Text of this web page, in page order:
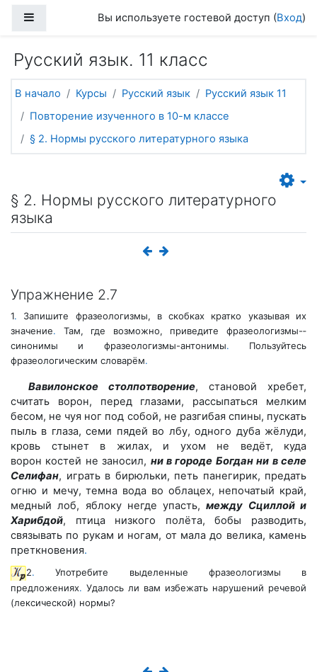
Боковая панельВы используете гостевой доступ (Вход)
Русский язык. 11 класс
В начало Курсы Русский язык
Русский язык 11
Повторение изученного в 10-м классе
§ 2. Нормы русского литературного языка
§ 2. Нормы русского литературного
языка
Упражнение 2.7
1. Запишите фразеологизмы, в скобках кратко указывая их
значение. Там, где возможно, приведите фразеологизмы-­
синонимы и фразеологизмы­-антонимы. Пользуйтесь
фразеологическим словарём.
Вавилонское столпотворение, становой хребет,
считать ворон, перед глазами, рассыпаться мелким
бесом, не чуя ног под собой, не разгибая спины, пускать
пыль в глаза, семи пядей во лбу, одного дуба жёлуди,
кровь стынет в жилах, и ухом не ведёт, куда
ворон костей не заносил, ни в городе Богдан ни в селе
Селифан, играть в бирюльки, петь панегирик, предать
огню и мечу, темна вода во облацех, непочатый край,
медный лоб, яблоку негде упасть,между Сциллой и
Харибдой, птица низкого полёта, бобы разводить,
связывать по рукам и ногам, от мала до велика, камень
преткновения.
2. Употребите выделенные фразеологизмы в
предложениях. Удалось ли вам избежать нарушений речевой
(лексической) нормы?